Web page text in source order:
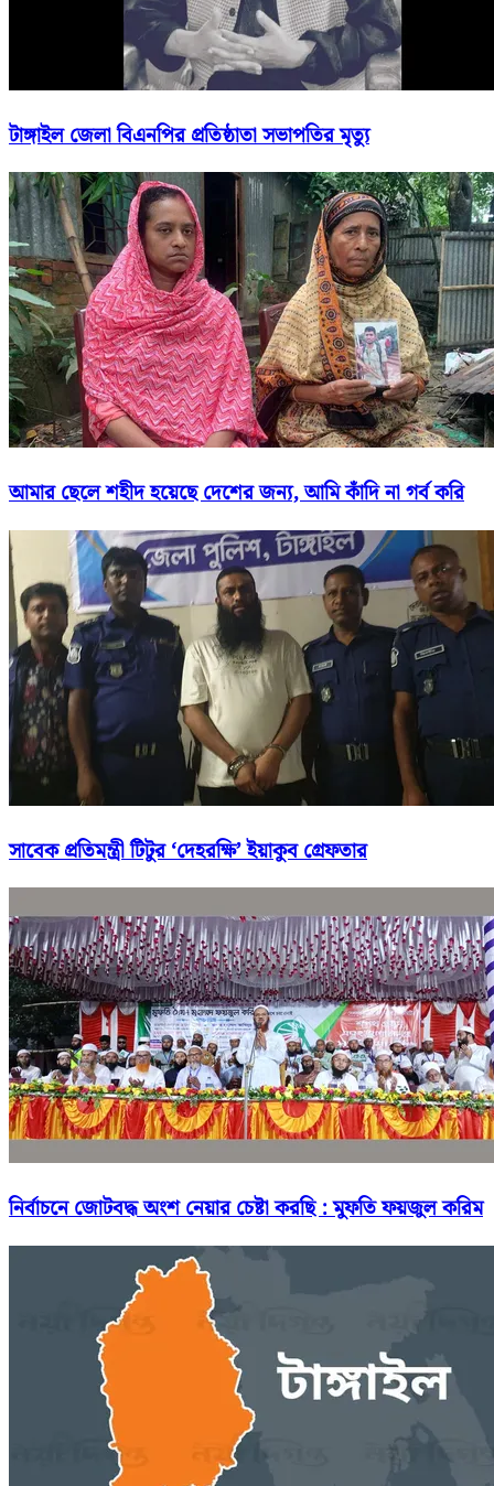
টাঙ্গাইল জেলা বিএনপির প্রতিষ্ঠাতা সভাপতির মৃত্যু
আমার ছেলে শহীদ হয়েছে দেশের জন্য, আমি কাঁদি না গর্ব করি
সাবেক প্রতিমন্ত্রী টিটুর ‘দেহরক্ষি’ ইয়াকুব গ্রেফতার
নির্বাচনে জোটবদ্ধ অংশ নেয়ার চেষ্টা করছি : মুফতি ফয়জুল করিম